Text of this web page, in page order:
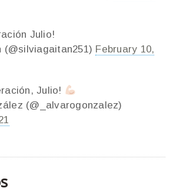
Julio!
February 10,
Julio!
(@_alvarogonzalez)